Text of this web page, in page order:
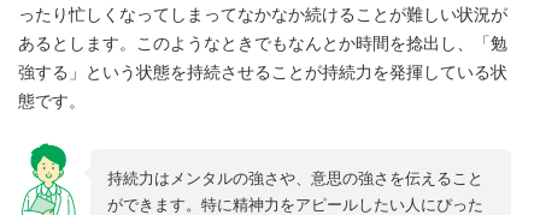
ったり忙しくなってしまってなかなか続けることが難しい状況が
あるとします。このようなときでもなんとか時間を捻出し、「勉
強する」という状態を持続させることが持続力を発揮している状
態です。
持続力はメンタルの強さや、意思の強さを伝えること
ができます。特に精神力をアピールしたい人にぴった